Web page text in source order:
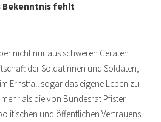
Bekenntnis fehlt
nicht nur aus schweren Geräten.
der Soldatinnen und Soldaten,
Ernstfall sogar das eigene Leben zu
als die von Bundesrat Pfister
und öffentlichen Vertrauens